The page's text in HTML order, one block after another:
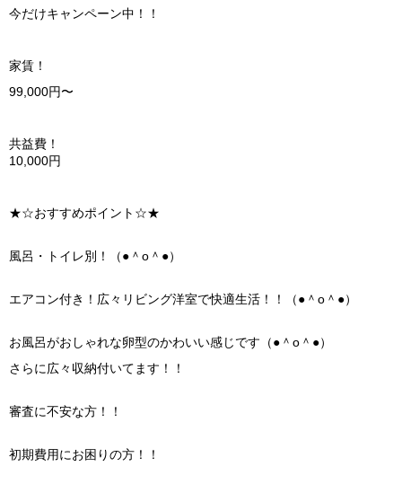
今だけキャンペーン中！！
家賃！
99,000円〜
共益費！
10,000円
★☆おすすめポイント☆★
風呂・トイレ別！（●＾o＾●）
エアコン付き！広々リビング洋室で快適生活！！（●＾o＾●）
お風呂がおしゃれな卵型のかわいい感じです（●＾o＾●）
さらに広々収納付いてます！！
審査に不安な方！！
初期費用にお困りの方！！